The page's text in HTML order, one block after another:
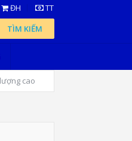
ĐH
TT
TÌM KIẾM
cao